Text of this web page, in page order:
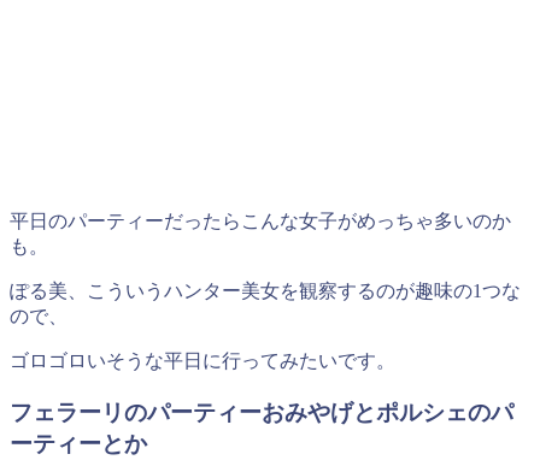
平日のパーティーだったらこんな女子がめっちゃ多いのか
も。
ぽる美、こういうハンター美女を観察するのが趣味の1つな
ので、
ゴロゴロいそうな平日に行ってみたいです。
フェラーリのパーティーおみやげとポルシェのパ
ーティーとか